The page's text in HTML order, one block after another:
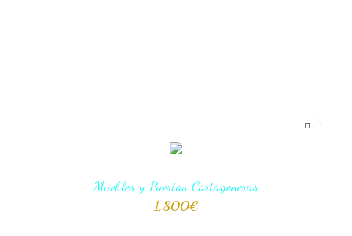
Muebles y Puertas Cartageneras
1,800€